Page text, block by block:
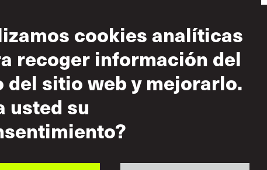
de uso
aceptable
sobre el
mutuo
cookies analíticas
recoger información del
del sitio web y mejorarlo.
usted su